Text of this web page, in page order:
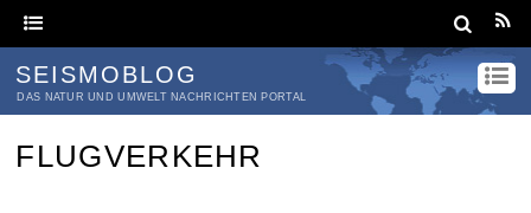
SEISMOBLOG
DAS NATUR UND UMWELT NACHRICHTEN PORTAL
FLUGVERKEHR